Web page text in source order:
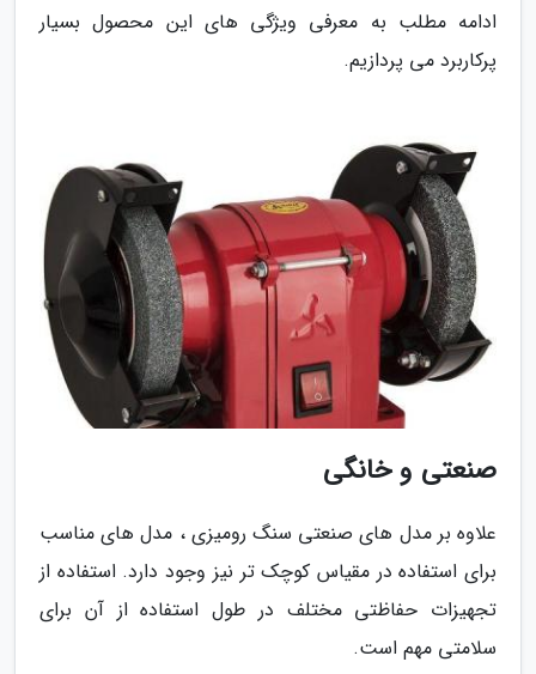
ادامه مطلب به معرفی ویژگی های این محصول بسیار
پرکاربرد می پردازیم.
صنعتی و خانگی
علاوه بر مدل های صنعتی سنگ رومیزی ، مدل های مناسب
برای استفاده در مقیاس کوچک تر نیز وجود دارد. استفاده از
تجهیزات حفاظتی مختلف در طول استفاده از آن برای
سلامتی مهم است.